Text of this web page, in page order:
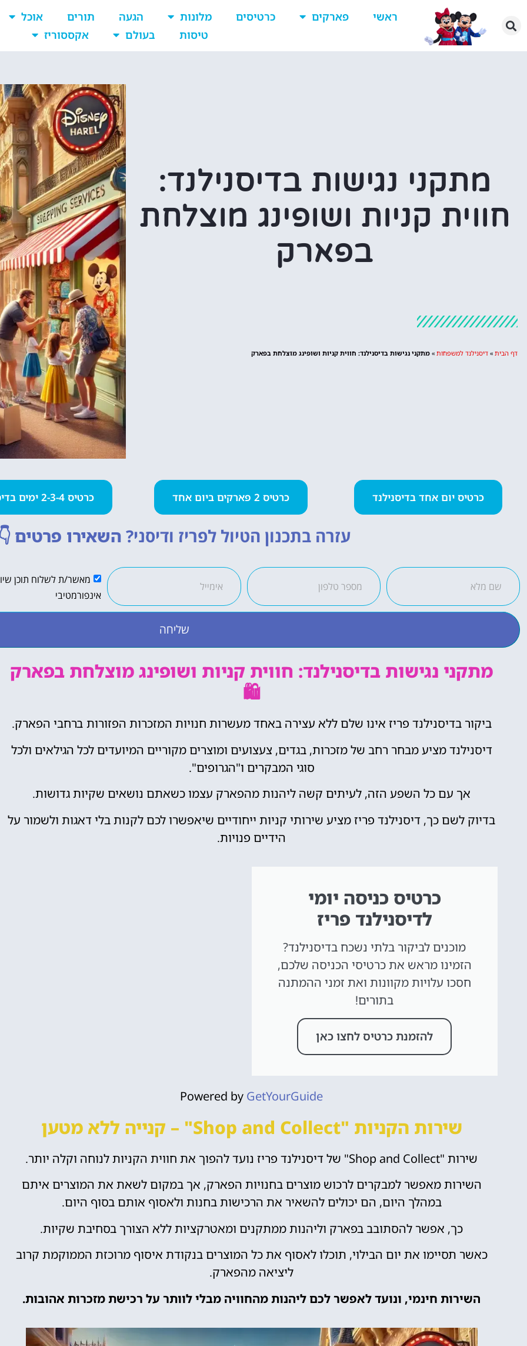
ראשי פארקים כרטיסים מלונות הגעה תורים אוכל
טיסות
בעולם אקססוריז
מתקני נגישות בדיסנילנד:
חווית קניות ושופינג מוצלחת
בפארק
דף הבית » דיסנילנד למשפחות » מתקני נגישות בדיסנילנד: חווית קניות ושופינג מוצלחת בפארק
כרטיס יום אחד בדיסנילנד כרטיס 2 פארקים ביום אחד כרטיס 2-3-4 ימים בדיסנילנד
עזרה בתכנון הטיול לפריז ודיסני? השאירו פרטים 👇
מאשר/ת לשלוח תוכן
אינפורמטיבי
שליחה
מתקני נגישות בדיסנילנד: חווית קניות ושופינג מוצלחת בפארק
🛍️
ביקור בדיסנילנד פריז אינו שלם ללא עצירה באחד מעשרות חנויות המזכרות הפזורות ברחבי הפארק.
דיסנילנד מציע מבחר רחב של מזכרות, בגדים, צעצועים ומוצרים מקוריים המיועדים לכל הגילאים ולכל
סוגי המבקרים ו"הגרופים".
אך עם כל השפע הזה, לעיתים קשה ליהנות מהפארק עצמו כשאתם נושאים שקיות גדושות.
בדיוק לשם כך, דיסנילנד פריז מציע שירותי קניות ייחודיים שיאפשרו לכם לקנות בלי דאגות ולשמור על
הידיים פנויות.
כרטיס כניסה יומי
לדיסנילנד פריז
מוכנים לביקור בלתי נשכח בדיסנילנד?
הזמינו מראש את כרטיסי הכניסה שלכם,
חסכו עלויות מקוונות ואת זמני ההמתנה
בתורים!
להזמנת כרטיס לחצו כאן
Powered by GetYourGuide
שירות הקניות "Shop and Collect" – קנייה ללא מטען
שירות "Shop and Collect" של דיסנילנד פריז נועד להפוך את חווית הקניות לנוחה וקלה יותר.
השירות מאפשר למבקרים לרכוש מוצרים בחנויות הפארק, אך במקום לשאת את המוצרים איתם
במהלך היום, הם יכולים להשאיר את הרכישות בחנות ולאסוף אותם בסוף היום.
כך, אפשר להסתובב בפארק וליהנות ממתקנים ומאטרקציות ללא הצורך בסחיבת שקיות.
כאשר תסיימו את יום הבילוי, תוכלו לאסוף את כל המוצרים בנקודת איסוף מרוכזת הממוקמת קרוב
ליציאה מהפארק.
השירות חינמי, ונועד לאפשר לכם ליהנות מהחוויה מבלי לוותר על רכישת מזכרות אהובות.